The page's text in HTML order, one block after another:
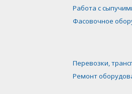
Работа с
Фасовочное
Перевозки,
Ремонт